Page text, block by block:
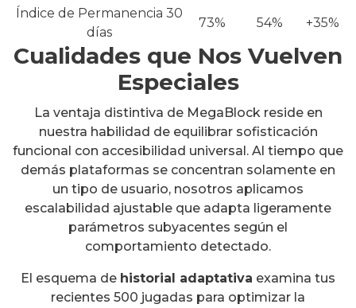
Índice de Permanencia 30
días
73% 54% +35%
Cualidades que Nos Vuelven
Especiales
La ventaja distintiva de MegaBlock reside en
nuestra habilidad de equilibrar sofisticación
funcional con accesibilidad universal. Al tiempo que
demás plataformas se concentran solamente en
un tipo de usuario, nosotros aplicamos
escalabilidad ajustable que adapta ligeramente
parámetros subyacentes según el
comportamiento detectado.
El esquema de historial adaptativa examina tus
recientes 500 jugadas para optimizar la